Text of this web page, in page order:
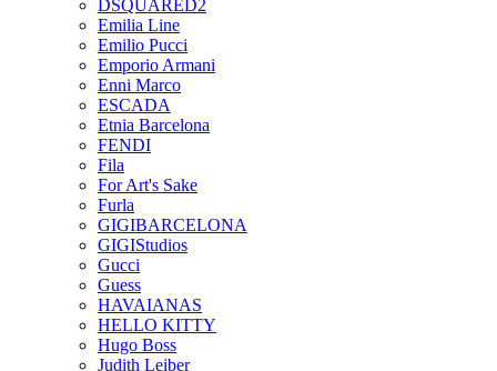
DSQUARED2
Emilia Line
Emilio Pucci
Emporio Armani
Enni Marco
ESCADA
Etnia Barcelona
FENDI
Fila
For Art's Sake
Furla
GIGIBARCELONA
GIGIStudios
Gucci
Guess
HAVAIANAS
HELLO KITTY
Hugo Boss
Judith Leiber